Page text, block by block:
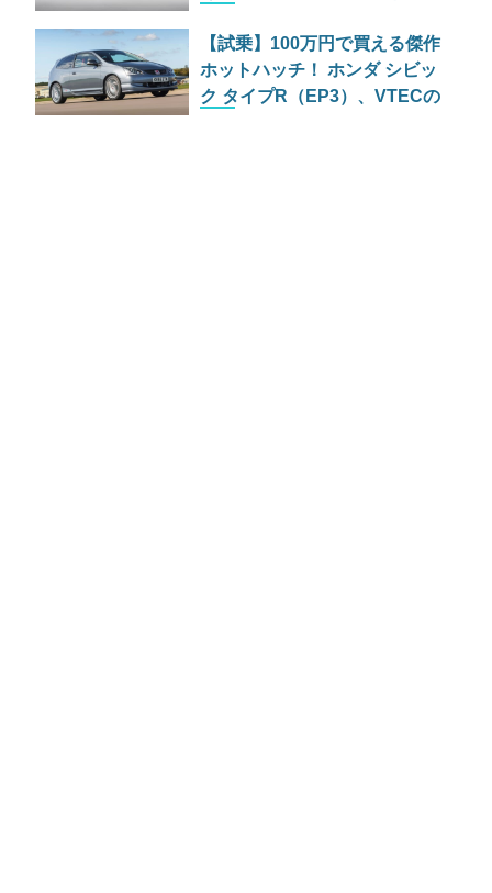
【試乗】100万円で買える傑作
ホットハッチ！ ホンダ シビッ
ク タイプR（EP3）、VTECの